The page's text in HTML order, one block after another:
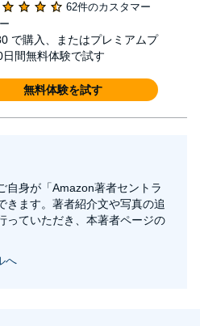
62件のカスタマー
で購入、またはプレミアムプ
日間無料体験で試す
無料体験を試す
自身が「Amazon著者セントラ
きます。著者紹介文や写真の追
っていただき、本著者ページの
へ